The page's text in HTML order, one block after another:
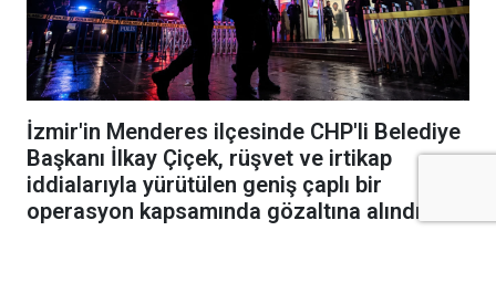
İzmir'in Menderes ilçesinde CHP'li Belediye
Başkanı İlkay Çiçek, rüşvet ve irtikap
iddialarıyla yürütülen geniş çaplı bir
operasyon kapsamında gözaltına alındı.